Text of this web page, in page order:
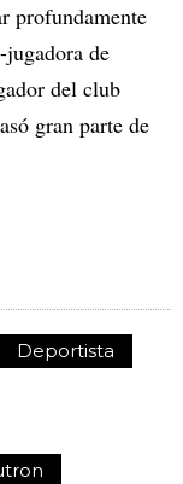
profundamente
de
del club
gran parte de
Deportista